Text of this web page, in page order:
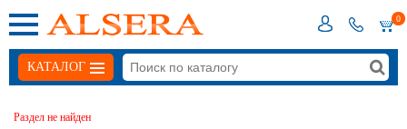
0
КАТАЛОГ
Раздел не найден